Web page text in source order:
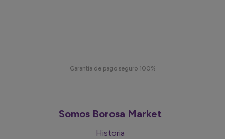
Garantía de pago seguro 100%
Somos Borosa Market
Historia